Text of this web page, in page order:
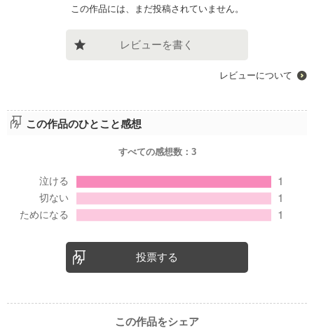
この作品には、まだ投稿されていません。
レビューを書く
レビューについて
この作品のひとこと感想
すべての感想数： 3
投票する
この作品をシェア